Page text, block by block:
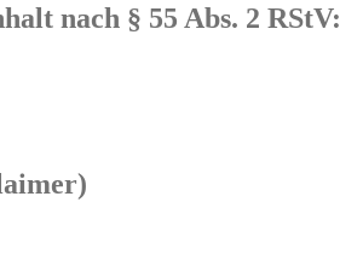
nach § 55 Abs. 2 RStV: